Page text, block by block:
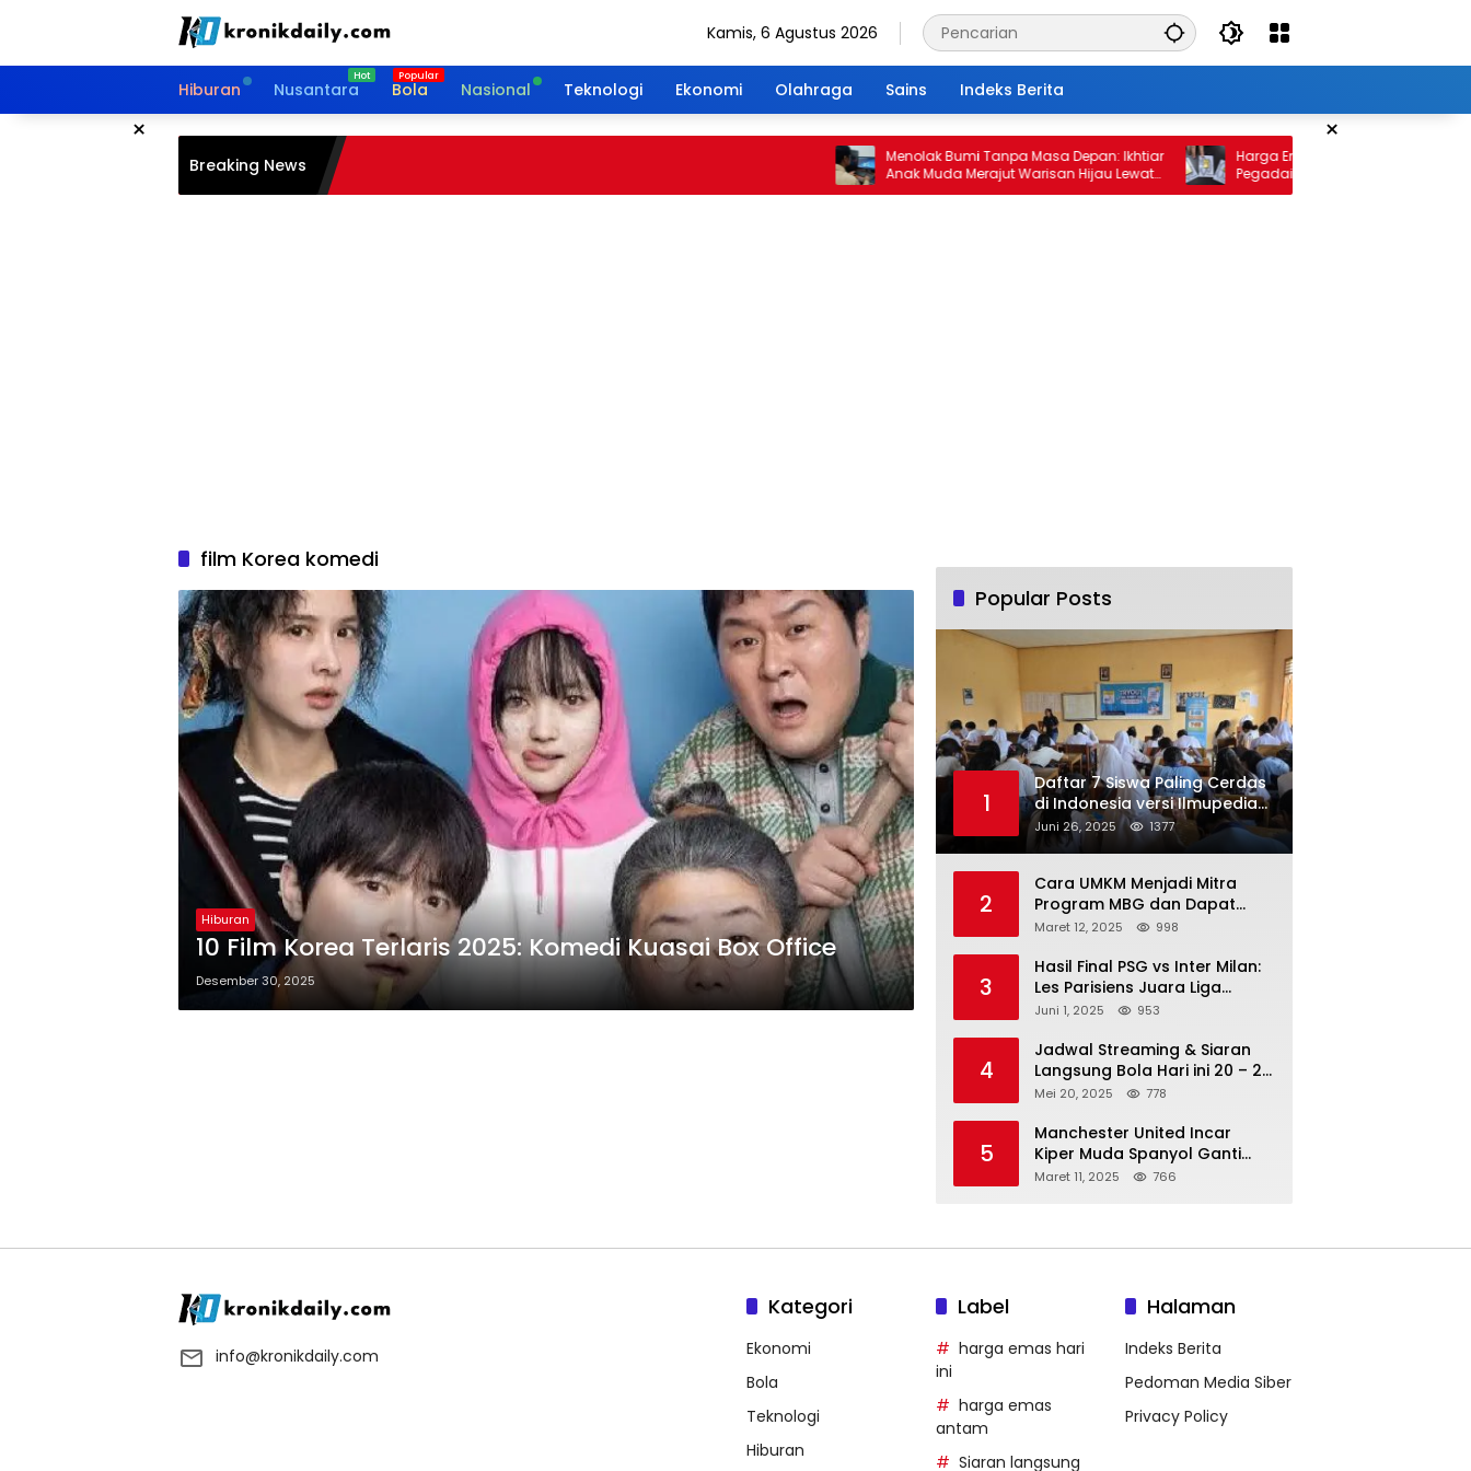
Kamis, 6 Agustus 2026
Hiburan Nusantara Bola Nasional Teknologi Ekonomi Olahraga Sains Indeks Berita
× ×
Breaking News
Menolak Bumi Tanpa Masa Depan: Ikhtiar
Anak Muda Merajut Warisan Hijau Lewat
Portal Waktu
Harga Emas 10 Februari 2026: Antam dan
Pegadaian Kembali Melonjak
film Korea komedi
Hiburan
10 Film Korea Terlaris 2025: Komedi Kuasai Box Office
Desember 30, 2025
Popular Posts
1
Daftar 7 Siswa Paling Cerdas
di Indonesia versi Ilmupedia
Tryout UTBK 2025
Juni 26, 2025 1377
2
Cara UMKM Menjadi Mitra
Program MBG dan Dapat
Modal Hingga Rp500 Juta
Maret 12, 2025 998
3
Hasil Final PSG vs Inter Milan:
Les Parisiens Juara Liga
Champions 2025 usai Bantai il
Juni 1, 2025 953
4
Jadwal Streaming & Siaran
Langsung Bola Hari ini 20 – 21
Mei 2025: Manchester City vs
Mei 20, 2025 778
5
Manchester United Incar
Kiper Muda Spanyol Ganti
Andre Onana
Maret 11, 2025 766
info@kronikdaily.com
Kategori
Ekonomi
Bola
Teknologi
Hiburan
Label
harga emas hari
ini
harga emas
antam
Siaran langsung
Halaman
Indeks Berita
Pedoman Media Siber
Privacy Policy